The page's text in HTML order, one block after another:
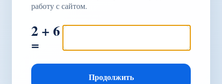
работу с сайтом.
2 + 6
=
Продолжить